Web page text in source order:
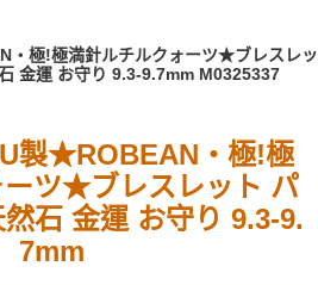
・極!極満針ルチルクォーツ★ブレスレッ
金運 お守り 9.3-9.7mm M0325337
製★ROBEAN・極!極
ツ★ブレスレット パ
石 金運 お守り 9.3-9.
7mm